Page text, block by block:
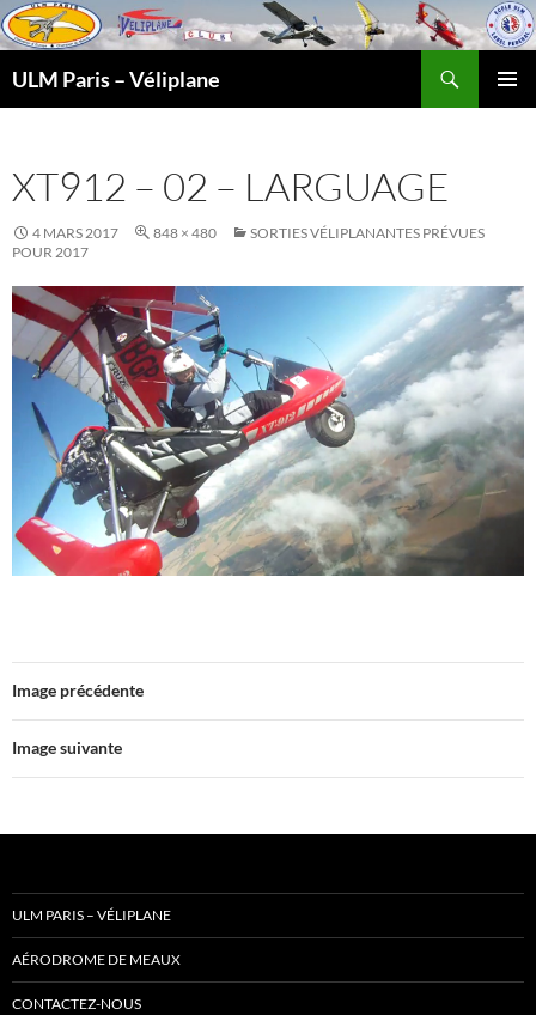
ULM Paris – Véliplane
XT912 – 02 – LARGUAGE
4 MARS 2017 848 × 480
SORTIES VÉLIPLANANTES PRÉVUES
POUR 2017
Image précédente
Image suivante
ULM PARIS – VÉLIPLANE
AÉRODROME DE MEAUX
CONTACTEZ-NOUS